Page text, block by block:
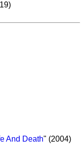
And Death" (2004)